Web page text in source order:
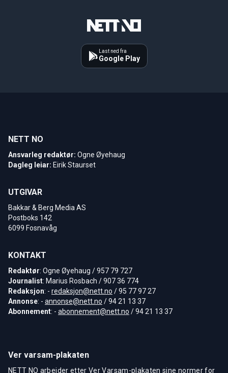
Last ned fra
Google Play
NETT NO
Ansvarleg redaktør: Ogne Øyehaug
Dagleg leiar: Eirik Staurset
UTGIVAR
Bakkar & Berg Media AS
Postboks 142
6099 Fosnavåg
KONTAKT
Redaktør: Ogne Øyehaug / 957 79 727
Journalist: Marius Rosbach / 907 36 774
Redaksjon: - redaksjon@nett.no / 95 77 97 27
Annonse: - annonse@nett.no / 94 21 13 37
Abonnement: - abonnement@nett.no / 94 21 13 37
Ver varsam-plakaten
NETT NO arbeider etter Ver Varsam-plakaten sine normer for